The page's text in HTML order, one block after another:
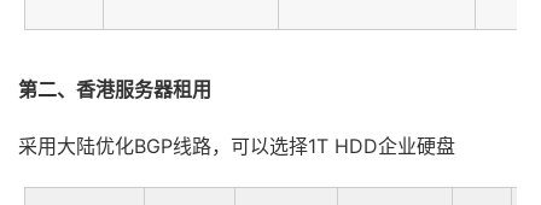
第二、香港服务器租用
采用大陆优化BGP线路，可以选择1T HDD企业硬盘